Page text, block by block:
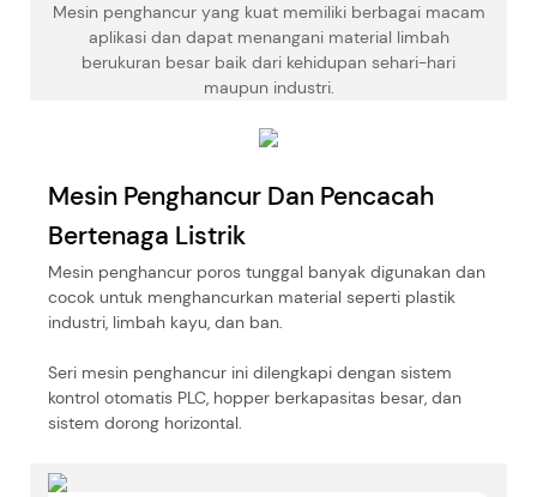
Mesin penghancur yang kuat memiliki berbagai macam
aplikasi dan dapat menangani material limbah
berukuran besar baik dari kehidupan sehari-hari
maupun industri.
Mesin Penghancur Dan Pencacah
Bertenaga Listrik
Mesin penghancur poros tunggal banyak digunakan dan
cocok untuk menghancurkan material seperti plastik
industri, limbah kayu, dan ban.
Seri mesin penghancur ini dilengkapi dengan sistem
kontrol otomatis PLC, hopper berkapasitas besar, dan
sistem dorong horizontal.